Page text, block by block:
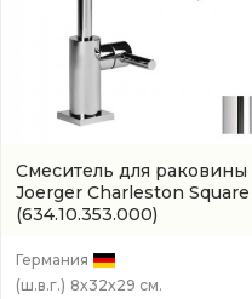
Смеситель для раковины
Joerger Charleston Square
(634.10.353.000)
Германия
(ш.в.г.) 8x32x29 см.